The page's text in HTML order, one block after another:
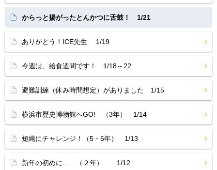
からっと揚がったとんかつに舌鼓！ 1/21
ありがとう！ICE先生 1/19
今週は、給食週間です！ 1/18～22
避難訓練（休み時間想定）がありました 1/15
横浜市歴史博物館へGO! （3年） 1/14
短縄にチャレンジ！（5・6年） 1/13
新年の初めに… （２年） 1/12